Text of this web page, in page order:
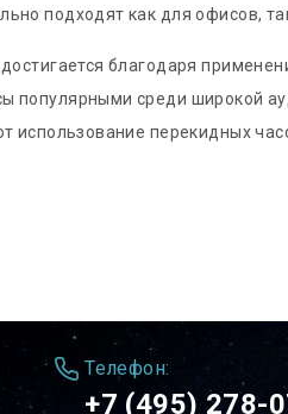
подходят как для офисов,
благодаря
популярными среди широкой
использование перекидных
Телефон:
+7 (495) 278-